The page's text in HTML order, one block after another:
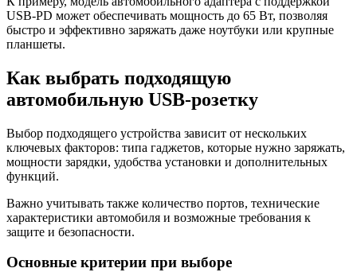
USB-PD может обеспечивать мощность до 65 Вт, позволяя
быстро и эффективно заряжать даже ноутбуки или крупные
планшеты.
Как выбрать подходящую
автомобильную USB-розетку
Выбор подходящего устройства зависит от нескольких
ключевых факторов: типа гаджетов, которые нужно заряжать,
мощности зарядки, удобства установки и дополнительных
функций.
Важно учитывать также количество портов, технические
характеристики автомобиля и возможные требования к
защите и безопасности.
Основные критерии при выборе